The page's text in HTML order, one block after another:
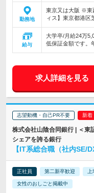
勤務地
東京又は大阪 ※東
ィス】東京都港区
給与
大学卒/月給24万
低保証金額です。
求人詳細を見る
志望動機・自己PR不要
株式会社山陰合同銀行 | ＜東
シェアを誇る銀行
【IT系総合職（社内SE/
正社員 第二新卒歓迎
女性のおしごと掲載中